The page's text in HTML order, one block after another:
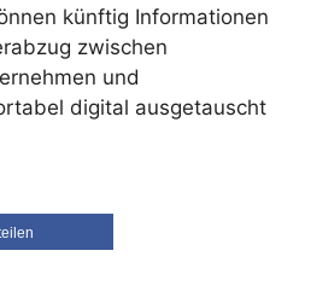
künftig Informationen
zwischen
und
digital ausgetauscht